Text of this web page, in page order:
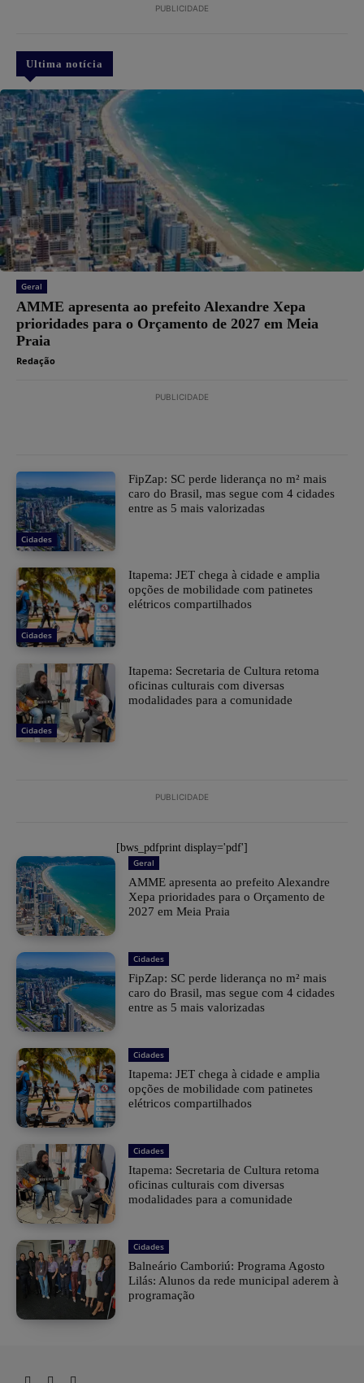
PUBLICIDADE
Ultima notícia
Geral
AMME apresenta ao prefeito Alexandre Xepa
prioridades para o Orçamento de 2027 em Meia
Praia
Redação
PUBLICIDADE
Cidades
FipZap: SC perde liderança no m² mais
caro do Brasil, mas segue com 4 cidades
entre as 5 mais valorizadas
Cidades
Itapema: JET chega à cidade e amplia
opções de mobilidade com patinetes
elétricos compartilhados
Cidades
Itapema: Secretaria de Cultura retoma
oficinas culturais com diversas
modalidades para a comunidade
PUBLICIDADE
[bws_pdfprint display='pdf']
Geral
AMME apresenta ao prefeito Alexandre
Xepa prioridades para o Orçamento de
2027 em Meia Praia
Cidades
FipZap: SC perde liderança no m² mais
caro do Brasil, mas segue com 4 cidades
entre as 5 mais valorizadas
Cidades
Itapema: JET chega à cidade e amplia
opções de mobilidade com patinetes
elétricos compartilhados
Cidades
Itapema: Secretaria de Cultura retoma
oficinas culturais com diversas
modalidades para a comunidade
Cidades
Balneário Camboriú: Programa Agosto
Lilás: Alunos da rede municipal aderem à
programação